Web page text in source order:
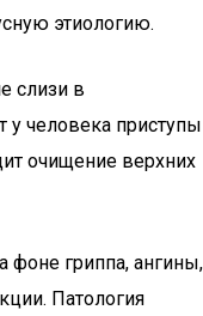
этиологию.
слизи в
у человека приступы
очищение верхних
фоне гриппа, ангины,
Патология